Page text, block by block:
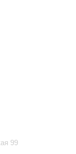
99